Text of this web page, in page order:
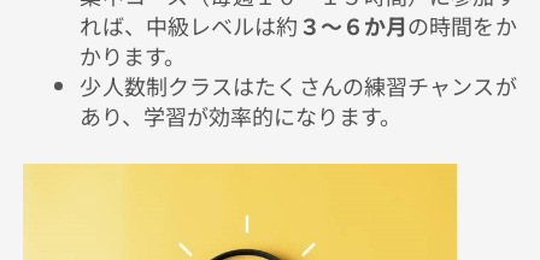
れば、中級レベルは約 ３～６か月の時間をか
かります。
少人数制クラスはたくさんの練習チャンスが
あり、学習が効率的になります。